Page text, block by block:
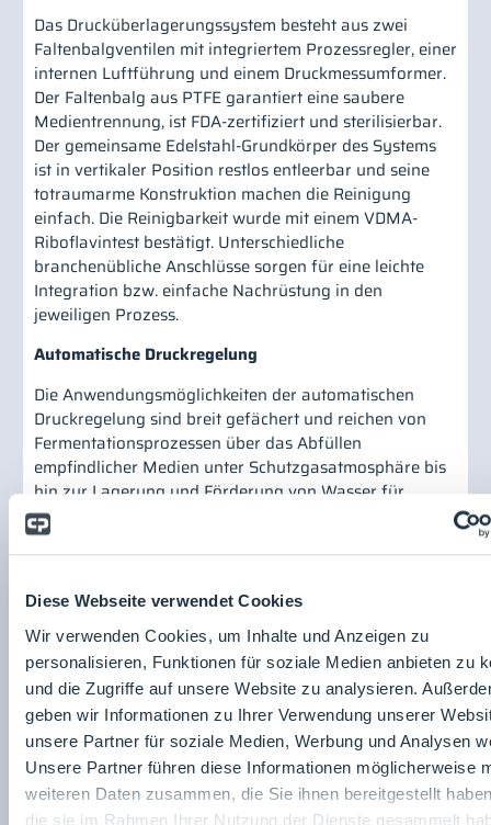
Diese Webseite verwendet Cookies
Wir verwenden Cookies, um Inhalte und Anzeigen zu
personalisieren, Funktionen für soziale Medien anbieten zu
und die Zugriffe auf unsere Website zu analysieren.
geben wir Informationen zu Ihrer Verwendung unserer
unsere Partner für soziale Medien, Werbung und Analysen
Unsere Partner führen diese Informationen möglicherweise
weiteren Daten zusammen, die Sie ihnen bereitgestellt
die sie im Rahmen Ihrer Nutzung der Dienste gesammelt
Das Drucküberlagerungssystem besteht aus zwei
Faltenbalgventilen mit integriertem Prozessregler, einer
internen Luftführung und einem Druckmessumformer.
Der Faltenbalg aus PTFE garantiert eine saubere
Medientrennung, ist FDA-zertifiziert und sterilisierbar.
Der gemeinsame Edelstahl-Grundkörper des Systems
ist in vertikaler Position restlos entleerbar und seine
totraumarme Konstruktion machen die Reinigung
einfach. Die Reinigbarkeit wurde mit einem VDMA-
Riboflavintest bestätigt. Unterschiedliche
branchenübliche Anschlüsse sorgen für eine leichte
Integration bzw. einfache Nachrüstung in den
jeweiligen Prozess.
Automatische Druckregelung
Die Anwendungsmöglichkeiten der automatischen
Druckregelung sind breit gefächert und reichen von
Fermentationsprozessen über das Abfüllen
empfindlicher Medien unter Schutzgasatmosphäre bis
hin zur Lagerung und Förderung von Wasser für
Injektionslösungen. Dabei ist die prinzipielle
Funktionsweise immer gleich:
verfügbare Volumen für das Schutzgas, z.B. Stickstoff,
ab. Um die Drucküberlagerung konstant zu halten, also
den durch den Anstieg des Mediumsspiegels im Tank
ansteigenden Druck auszugleichen, findet zwischen
den Proportionalventilen und dem darin verbauten
Drucksensor ein Signalaustausch statt und der
Entlastungsanschluss wird geöffnet, um den
voreingestellten Überlagerungsdruck zu erreichen. Das
zweite Ventil bleibt während dieser Funktion